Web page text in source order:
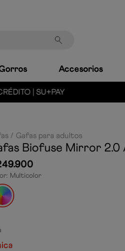
Accesorios
EN NATACIÓN
Gafas para adultos
Biofuse Mirror 2.0
.900
: Multicolor